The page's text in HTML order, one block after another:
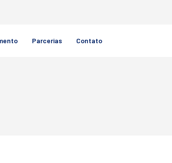
Parcerias Contato